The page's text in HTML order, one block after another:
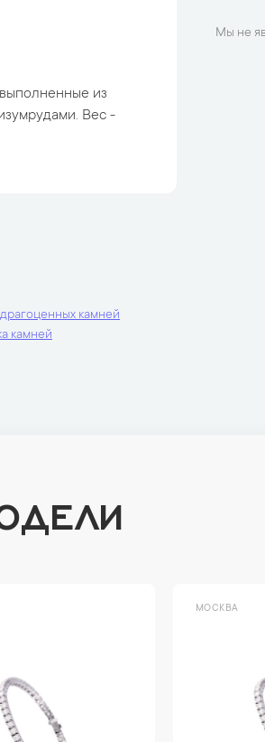
из
Вес -
камней
камней
Мы не
МОСКВА